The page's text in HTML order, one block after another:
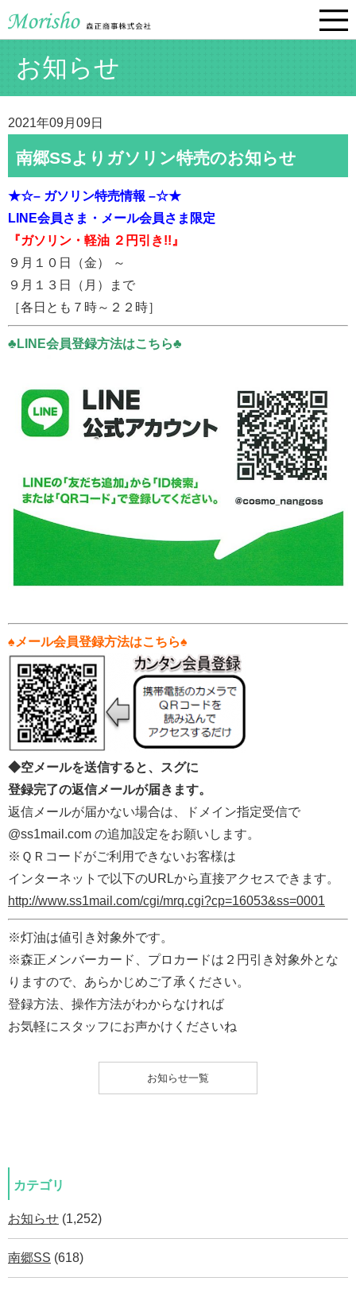
お知らせ
2021年09月09日
南郷SSよりガソリン特売のお知らせ
★☆– ガソリン特売情報 –☆★
LINE会員さま・メール会員さま限定
『ガソリン・軽油 ２円引き!!』
９月１０日（金） ～
９月１３日（月）まで
［各日とも７時～２２時］
♣LINE会員登録方法はこちら♣
♠メール会員登録方法はこちら♠
◆空メールを送信すると、スグに
登録完了の返信メールが届きます。
返信メールが届かない場合は、ドメイン指定受信で
@ss1mail.com の追加設定をお願いします。
※ＱＲコードがご利用できないお客様は
インターネットで以下のURLから直接アクセスできます。
http://www.ss1mail.com/cgi/mrq.cgi?cp=16053&ss=0001
※灯油は値引き対象外です。
※森正メンバーカード、プロカードは２円引き対象外とな
りますので、あらかじめご了承ください。
登録方法、操作方法がわからなければ
お気軽にスタッフにお声かけくださいね
お知らせ一覧
カテゴリ
お知らせ (1,252)
南郷SS (618)